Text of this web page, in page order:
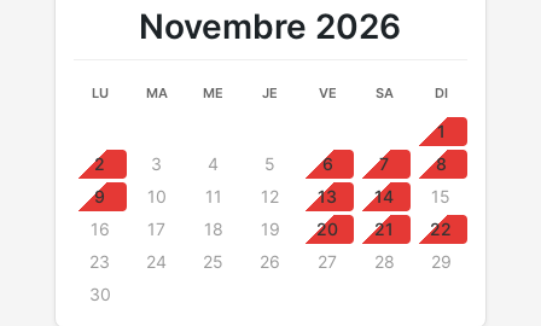
Novembre 2026
LU MA ME JE VE SA DI
1
2
3 4 5 6 7
8
9
10 11 12 13 14
15
16
17 18 19 20 21
22
23
24 25 26 27 28
29
30